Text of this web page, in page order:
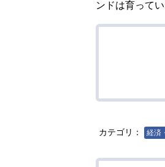
ンドは育って
カテゴリ： 経済